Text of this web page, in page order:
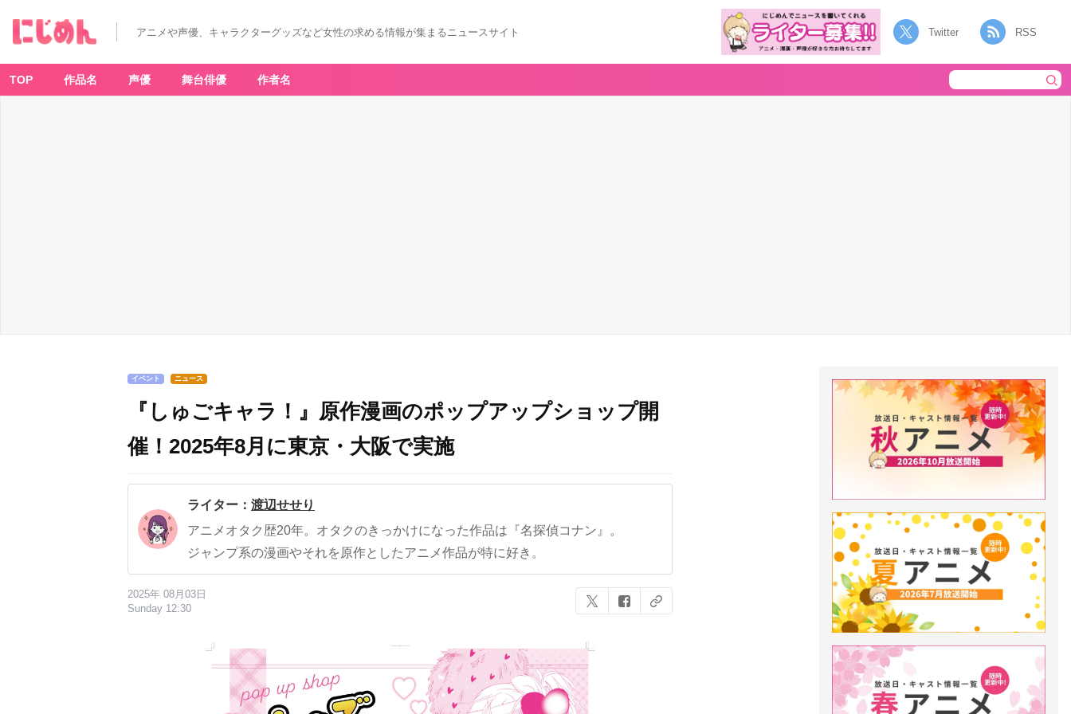
アニメや声優、キャラクターグッズなど女性の求める情報が集まるニュースサイト Twitter RSS
TOP 作品名 声優 舞台俳優 作者名
イベント ニュース
『しゅごキャラ！』原作漫画のポップアップショップ開
催！2025年8月に東京・大阪で実施
ライター： 渡辺せせり
アニメオタク歴20年。オタクのきっかけになった作品は『名探偵コナン』。
ジャンプ系の漫画やそれを原作としたアニメ作品が特に好き。
2025年 08月03日
Sunday 12:30